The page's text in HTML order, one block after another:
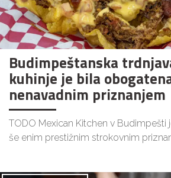
Budimpeštanska
kuhinje je bila
nenavadnim priznanjem
TODO Mexican Kitchen v Budimpešti
še enim prestižnim strokovnim